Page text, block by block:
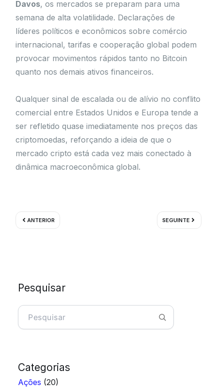
Davos, os mercados se preparam para uma
semana de alta volatilidade. Declarações de
líderes políticos e econômicos sobre comércio
internacional, tarifas e cooperação global podem
provocar movimentos rápidos tanto no Bitcoin
quanto nos demais ativos financeiros.
Qualquer sinal de escalada ou de alívio no conflito
comercial entre Estados Unidos e Europa tende a
ser refletido quase imediatamente nos preços das
criptomoedas, reforçando a ideia de que o
mercado cripto está cada vez mais conectado à
dinâmica macroeconômica global.
ANTERIOR SEGUINTE
Próximo
Pesquisar
Pesquisar
Categorias
Ações (20)